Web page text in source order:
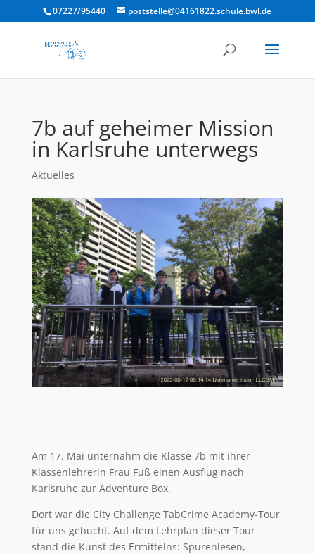
07227/95440 poststelle@04161822.schule.bwl.de
7b auf geheimer Mission
in Karlsruhe unterwegs
Aktuelles
Am 17. Mai unternahm die Klasse 7b mit ihrer
Klassenlehrerin Frau Fuß einen Ausflug nach
Karlsruhe zur Adventure Box.
Dort war die City Challenge TabCrime Academy-Tour
für uns gebucht. Auf dem Lehrplan dieser Tour
stand die Kunst des Ermittelns: Spurenlesen,